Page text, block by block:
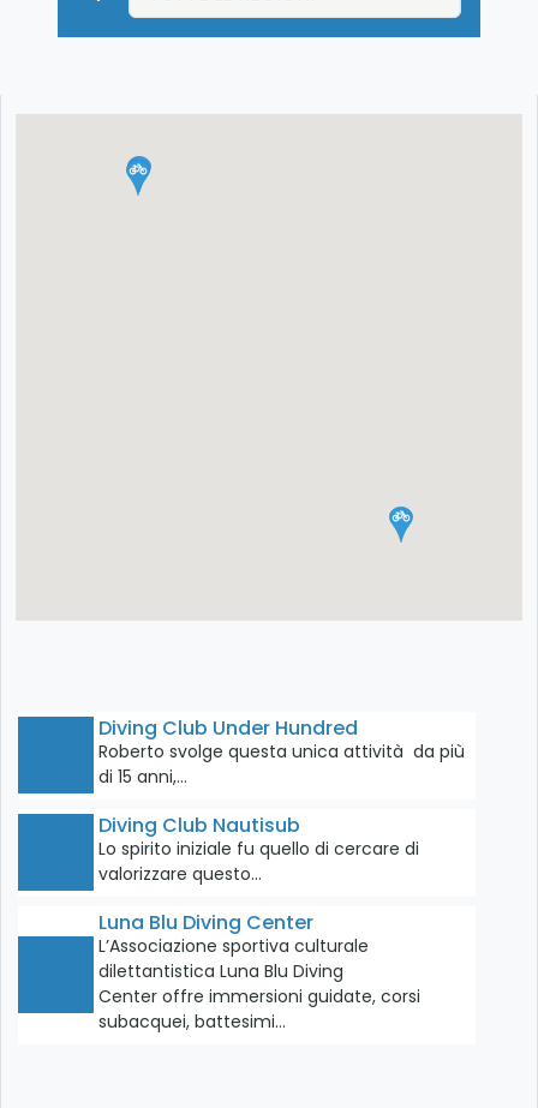
Diving Club Under Hundred
Roberto svolge questa unica attività da più
di 15 anni,…
Diving Club Nautisub
Lo spirito iniziale fu quello di cercare di
valorizzare questo…
Luna Blu Diving Center
L’Associazione sportiva culturale
dilettantistica Luna Blu Diving
Center offre immersioni guidate, corsi
subacquei, battesimi…